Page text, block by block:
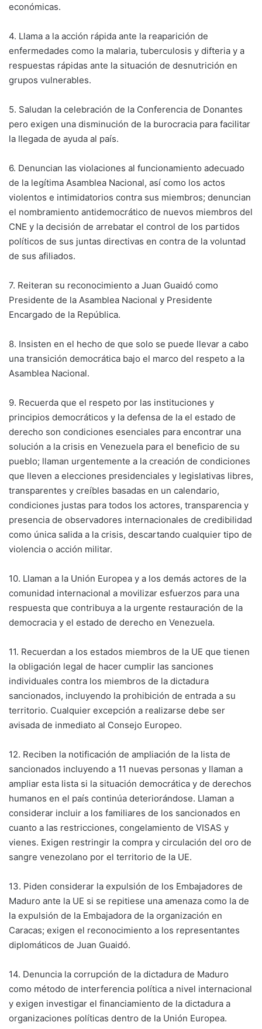
económicas.
4. Llama a la acción rápida ante la reaparición de
enfermedades como la malaria, tuberculosis y difteria y a
respuestas rápidas ante la situación de desnutrición en
grupos vulnerables.
5. Saludan la celebración de la Conferencia de Donantes
pero exigen una disminución de la burocracia para facilitar
la llegada de ayuda al país.
6. Denuncian las violaciones al funcionamiento adecuado
de la legítima Asamblea Nacional, así como los actos
violentos e intimidatorios contra sus miembros; denuncian
el nombramiento antidemocrático de nuevos miembros del
CNE y la decisión de arrebatar el control de los partidos
políticos de sus juntas directivas en contra de la voluntad
de sus afiliados.
7. Reiteran su reconocimiento a Juan Guaidó como
Presidente de la Asamblea Nacional y Presidente
Encargado de la República.
8. Insisten en el hecho de que solo se puede llevar a cabo
una transición democrática bajo el marco del respeto a la
Asamblea Nacional.
9. Recuerda que el respeto por las instituciones y
principios democráticos y la defensa de la el estado de
derecho son condiciones esenciales para encontrar una
solución a la crisis en Venezuela para el beneficio de su
pueblo; llaman urgentemente a la creación de condiciones
que lleven a elecciones presidenciales y legislativas libres,
transparentes y creíbles basadas en un calendario,
condiciones justas para todos los actores, transparencia y
presencia de observadores internacionales de credibilidad
como única salida a la crisis, descartando cualquier tipo de
violencia o acción militar.
10. Llaman a la Unión Europea y a los demás actores de la
comunidad internacional a movilizar esfuerzos para una
respuesta que contribuya a la urgente restauración de la
democracia y el estado de derecho en Venezuela.
11. Recuerdan a los estados miembros de la UE que tienen
la obligación legal de hacer cumplir las sanciones
individuales contra los miembros de la dictadura
sancionados, incluyendo la prohibición de entrada a su
territorio. Cualquier excepción a realizarse debe ser
avisada de inmediato al Consejo Europeo.
12. Reciben la notificación de ampliación de la lista de
sancionados incluyendo a 11 nuevas personas y llaman a
ampliar esta lista si la situación democrática y de derechos
humanos en el país continúa deteriorándose. Llaman a
considerar incluir a los familiares de los sancionados en
cuanto a las restricciones, congelamiento de VISAS y
vienes. Exigen restringir la compra y circulación del oro de
sangre venezolano por el territorio de la UE.
13. Piden considerar la expulsión de los Embajadores de
Maduro ante la UE si se repitiese una amenaza como la de
la expulsión de la Embajadora de la organización en
Caracas; exigen el reconocimiento a los representantes
diplomáticos de Juan Guaidó.
14. Denuncia la corrupción de la dictadura de Maduro
como método de interferencia política a nivel internacional
y exigen investigar el financiamiento de la dictadura a
organizaciones políticas dentro de la Unión Europea.